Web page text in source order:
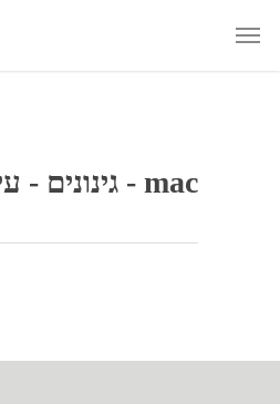
mac - גינונים - עיצוב גינות